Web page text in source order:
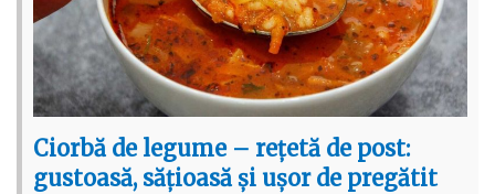
Ciorbă de legume – rețetă de post:
gustoasă, sățioasă și ușor de pregătit